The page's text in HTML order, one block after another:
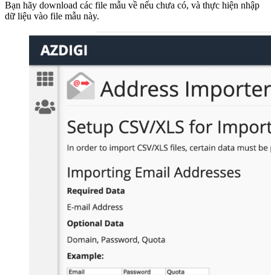
Bạn hãy download các file mẫu về nếu chưa có, và thực hiện nhập
dữ liệu vào file mẫu này.